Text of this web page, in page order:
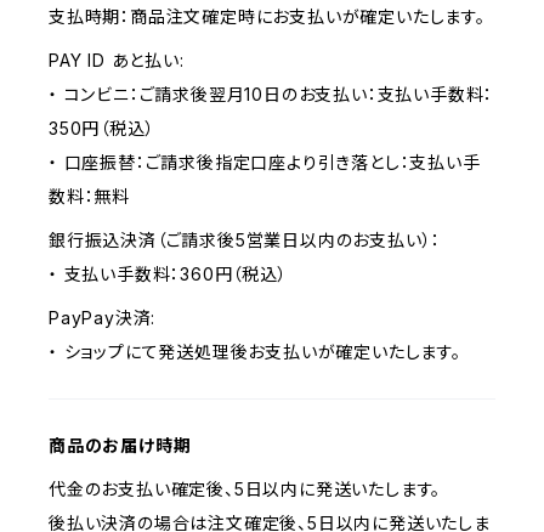
支払時期：商品注文確定時にお支払いが確定いたします。
PAY ID あと払い:
・ コンビニ：ご請求後翌月10日のお支払い：支払い手数料：
350円（税込）
・ 口座振替：ご請求後指定口座より引き落とし：支払い手
数料：無料
銀行振込決済（ご請求後5営業日以内のお支払い）：
・ 支払い手数料：360円（税込）
PayPay決済:
・ ショップにて発送処理後お支払いが確定いたします。
商品のお届け時期
代金のお支払い確定後、5日以内に発送いたします。
後払い決済の場合は注文確定後、5日以内に発送いたしま